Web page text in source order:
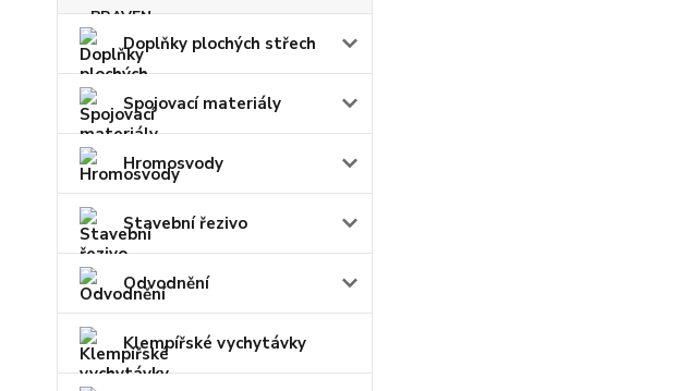
Doplňky plochých střech
Spojovací materiály
Hromosvody
Stavební řezivo
Odvodnění
Klempířské vychytávky